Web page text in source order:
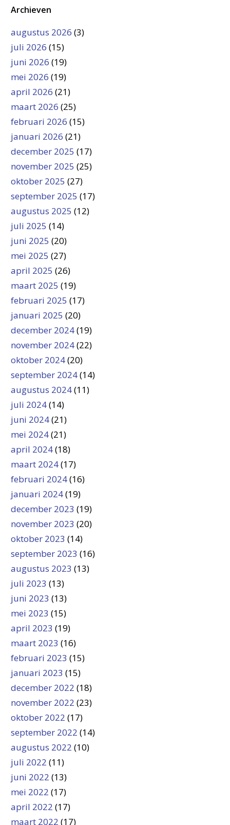
Archieven
augustus 2026 (3)
juli 2026 (15)
juni 2026 (19)
mei 2026 (19)
april 2026 (21)
maart 2026 (25)
februari 2026 (15)
januari 2026 (21)
december 2025 (17)
november 2025 (25)
oktober 2025 (27)
september 2025 (17)
augustus 2025 (12)
juli 2025 (14)
juni 2025 (20)
mei 2025 (27)
april 2025 (26)
maart 2025 (19)
februari 2025 (17)
januari 2025 (20)
december 2024(19)
november 2024(22)
oktober 2024(20)
september 2024(14)
augustus 2024(11)
juli 2024(14)
juni 2024(21)
mei 2024(21)
april 2024(18)
maart 2024(17)
februari 2024(16)
januari 2024(19)
december 2023 (19)
november 2023 (20)
oktober 2023 (14)
september 2023 (16)
augustus 2023 (13)
juli 2023 (13)
juni 2023 (13)
mei 2023 (15)
april 2023 (19)
maart 2023 (16)
februari 2023 (15)
januari 2023 (15)
december 2022 (18)
november 2022 (23)
oktober 2022 (17)
september 2022 (14)
augustus 2022 (10)
juli 2022 (11)
juni 2022 (13)
mei 2022 (17)
april 2022 (17)
maart 2022 (17)